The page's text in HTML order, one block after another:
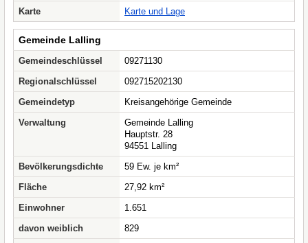
Karte
Karte und Lage
Gemeinde Lalling
Gemeindeschlüssel
09271130
Regionalschlüssel
092715202130
Gemeindetyp
Kreisangehörige Gemeinde
Verwaltung
Gemeinde Lalling
Hauptstr. 28
94551 Lalling
Bevölkerungsdichte
59 Ew. je km²
Fläche
27,92 km²
Einwohner
1.651
davon weiblich
829